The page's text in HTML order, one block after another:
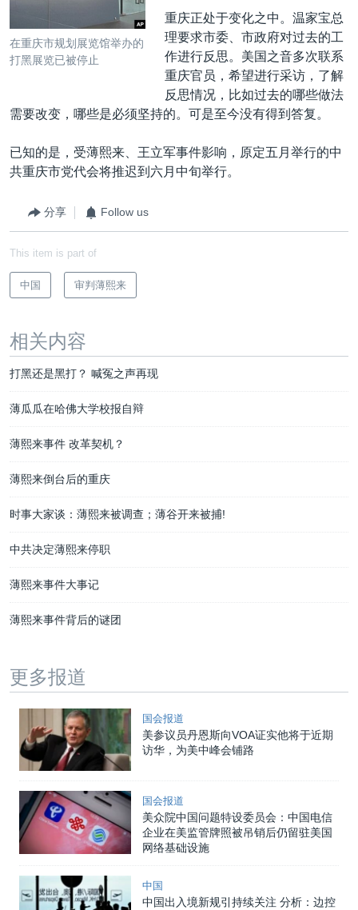
在重庆市规划展览馆举办的
打黑展览已被停止
重庆正处于变化之中。温家宝总
理要求市委、市政府对过去的工
作进行反思。美国之音多次联系
重庆官员，希望进行采访，了解
反思情况，比如过去的哪些做法
需要改变，哪些是必须坚持的。可是至今没有得到答复。
已知的是，受薄熙来、王立军事件影响，原定五月举行的中
共重庆市党代会将推迟到六月中旬举行。
分享 Follow us
This item is part of
中国 审判薄熙来
相关内容
打黑还是黑打？ 喊冤之声再现
薄瓜瓜在哈佛大学校报自辩
薄熙来事件 改革契机？
薄熙来倒台后的重庆
时事大家谈：薄熙来被调查；薄谷开来被捕!
中共决定薄熙来停职
薄熙来事件大事记
薄熙来事件背后的谜团
更多报道
国会报道
美参议员丹恩斯向VOA证实他将于近期
访华，为美中峰会铺路
国会报道
美众院中国问题特设委员会：中国电信
企业在美监管牌照被吊销后仍留驻美国
网络基础设施
中国
中国出入境新规引持续关注 分析：边控